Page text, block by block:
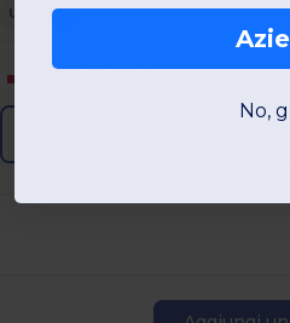
Unique
W22Poland
No,